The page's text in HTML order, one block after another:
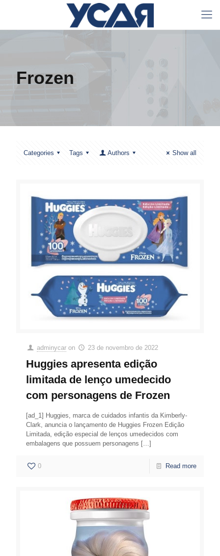
Frozen
Categories Tags Authors Show all
adminycar on 23 de novembro de 2022
Huggies apresenta edição
limitada de lenço umedecido
com personagens de Frozen
[ad_1] Huggies, marca de cuidados infantis da Kimberly-
Clark, anuncia o lançamento de Huggies Frozen Edição
Limitada, edição especial de lenços umedecidos com
embalagens que possuem personagens […]
0 Read more